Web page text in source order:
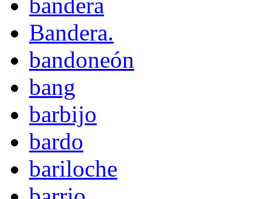
bandera
Bandera.
bandoneón
bang
barbijo
bardo
bariloche